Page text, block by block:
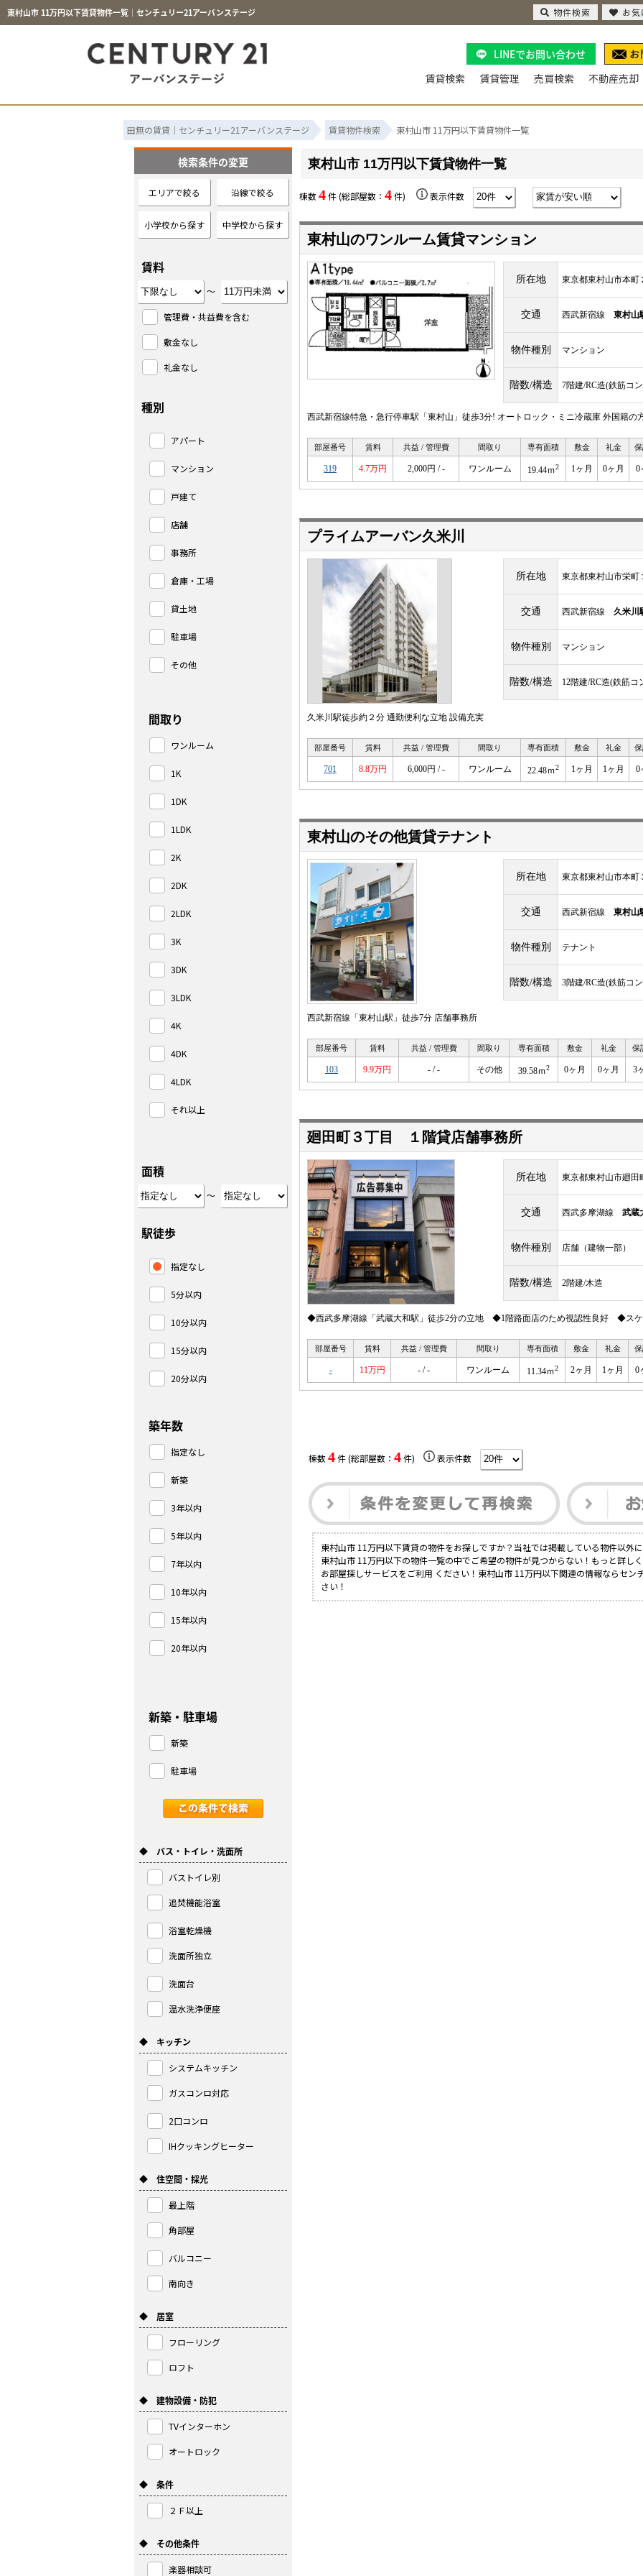
東村山市 11万円以下賃貸物件一覧｜センチュリー21アーバンステージ
LINEでお問い合わせ
賃貸検索 賃貸管理 売買検索 不動産売却
田無の賃貸｜センチュリー21アーバンステージ 賃貸物件検索 東村山市 11万円以下賃貸物件一覧
東村山市 11万円以下賃貸物件一覧
棟数4件 (総部屋数： 4件) 表示件数
東村山のワンルーム賃貸マンション
所在地 東京都東村山市本町
交通 西武新宿線 東村山
物件種別 マンション
階数/構造 7階建/RC造(鉄筋コ
西武新宿線特急・急行停車駅「東村山」徒歩3分! オートロック・ミニ冷蔵庫 外国籍の
部屋番号 賃料 共益 / 管理費 間取り 専有面積 敷金 礼金
319 4.7万円 2,000円 / - ワンルーム 19.44ｍ2 1ヶ月 0ヶ月 0
プライムアーバン久米川
所在地 東京都東村山市栄町
交通 西武新宿線 久米川
物件種別 マンション
階数/構造 12階建/RC造(鉄筋コ
久米川駅徒歩約２分 通勤便利な立地 設備充実
部屋番号 賃料 共益 / 管理費 間取り 専有面積 敷金 礼金
701 8.8万円 6,000円 / - ワンルーム 22.48ｍ2 1ヶ月 1ヶ月 0
東村山のその他賃貸テナント
所在地 東京都東村山市本町
交通 西武新宿線 東村山
物件種別 テナント
階数/構造 3階建/RC造(鉄筋コ
西武新宿線「東村山駅」徒歩7分 店舗事務所
部屋番号 賃料 共益 / 管理費 間取り 専有面積 敷金 礼金 保
103 9.9万円 - / - その他 39.58ｍ2 0ヶ月 0ヶ月 3
廻田町３丁目 １階貸店舗事務所
所在地 東京都東村山市廻田
交通 西武多摩湖線 武蔵
物件種別 店舗（建物一部）
階数/構造 2階建/木造
◆西武多摩湖線「武蔵大和駅」徒歩2分の立地 ◆1階路面店のため視認性良好 ◆
部屋番号 賃料 共益 / 管理費 間取り 専有面積 敷金 礼金
- 11万円 - / - ワンルーム 11.34ｍ2 2ヶ月 1ヶ月 0
棟数4件 (総部屋数： 4件) 表示件数
東村山市 11万円以下賃貸の物件をお探しですか？当社では掲載している物件以外
東村山市 11万円以下の物件一覧の中でご希望の物件が見つからない！もっと詳し
お部屋探しサービスをご利用 ください！東村山市 11万円以下関連の情報ならセン
さい！
検索条件の変更
エリアで絞る 沿線で絞る
小学校から探す 中学校から探す
賃料
～
管理費・共益費を含む
敷金なし
礼金なし
種別
アパート
マンション
戸建て
店舗
事務所
倉庫・工場
貸土地
駐車場
その他
間取り
ワンルーム
1K
1DK
1LDK
2K
2DK
2LDK
3K
3DK
3LDK
4K
4DK
4LDK
それ以上
面積
～
駅徒歩
指定なし
5分以内
10分以内
15分以内
20分以内
築年数
指定なし
新築
3年以内
5年以内
7年以内
10年以内
15年以内
20年以内
新築・駐車場
新築
駐車場
◆ バス・トイレ・洗面所
バストイレ別
追焚機能浴室
浴室乾燥機
洗面所独立
洗面台
温水洗浄便座
◆ キッチン
システムキッチン
ガスコンロ対応
2口コンロ
IHクッキングヒーター
◆ 住空間・採光
最上階
角部屋
バルコニー
南向き
◆ 居室
フローリング
ロフト
◆ 建物設備・防犯
TVインターホン
オートロック
◆ 条件
２Ｆ以上
◆ その他条件
楽器相談可
物件検索 お気